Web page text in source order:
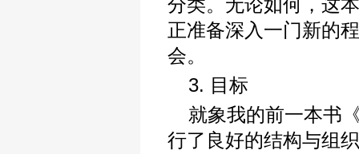
分类。无论如何，这
正准备深入一门新的
会。
3. 目标
就象我的前一本书
行了良好的结构与组